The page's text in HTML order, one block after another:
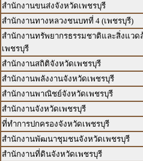
สำนักงานขนส่งจังหวัดเพชรบุรี
สำนักงานทางหลวงชนบทที่ 4 (เพชรบุรี)
สำนักงานทรัพยากรธรรมชาติและสิ่งแวด
เพชรบุรี
สำนักงานสถิติจังหวัดเพชรบุรี
สำนักงานพลังงานจังหวัดเพชรบุรี
สำนักงานพาณิชย์จังหวัดเพชรบุรี
สำนักงานจังหวัดเพชรบุรี
ที่ทำการปกครองจังหวัดเพชรบุรี
สำนักงานพัฒนาชุมชนจังหวัดเพชรบุรี
สำนักงานที่ดินจังหวัดเพชรบุรี